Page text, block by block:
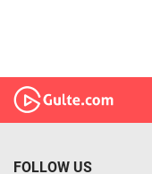
FOLLOW US